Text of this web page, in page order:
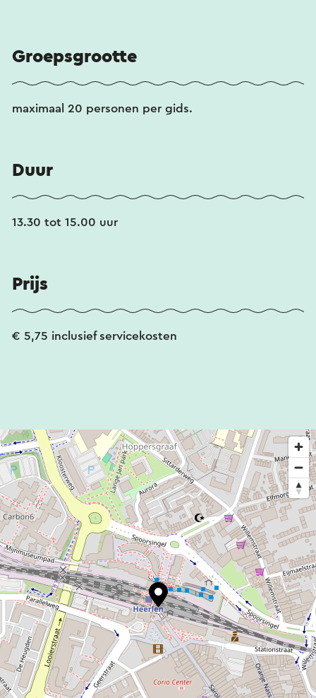
Groepsgrootte
maximaal 20 personen per gids.
Duur
13.30 tot 15.00 uur
Prijs
€ 5,75 inclusief servicekosten